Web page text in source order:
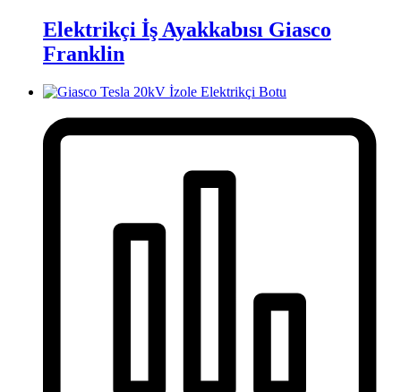
Elektrikçi İş Ayakkabısı Giasco
Franklin